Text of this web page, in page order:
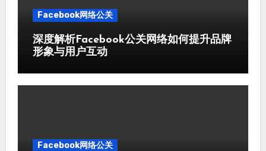
Facebook网络公关
深度解析Facebook公关网络如何提升品牌
形象与用户互动
Facebook网络公关